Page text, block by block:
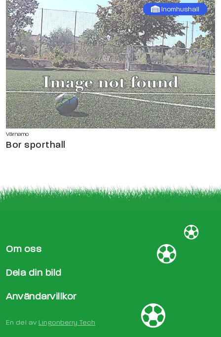
Inomhushall
Värnamo
Bor sporthall
Om oss
Dela din bild
Användarvillkor
En del av Lingonberry Tech